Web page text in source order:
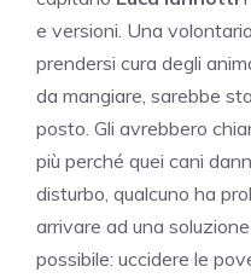
e versioni. Una
prendersi cura degli
da mangiare, sarebbe
posto. Gli avrebbero
più perché quei cani
disturbo, qualcuno ha
arrivare ad una
possibile: uccidere le